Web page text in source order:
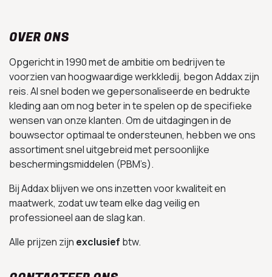
OVER ONS
Opgericht in 1990 met de ambitie om bedrijven te
voorzien van hoogwaardige werkkledij, begon Addax zijn
reis. Al snel boden we gepersonaliseerde en bedrukte
kleding aan om nog beter in te spelen op de specifieke
wensen van onze klanten. Om de uitdagingen in de
bouwsector optimaal te ondersteunen, hebben we ons
assortiment snel uitgebreid met persoonlijke
beschermingsmiddelen (PBM’s).
Bij Addax blijven we ons inzetten voor kwaliteit en
maatwerk, zodat uw team elke dag veilig en
professioneel aan de slag kan.
Alle prijzen zijn exclusief btw.